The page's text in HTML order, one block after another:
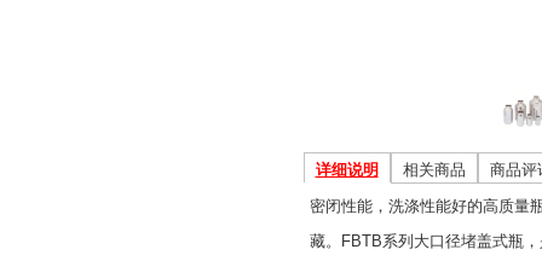
详细说明 相关商品
商品评
密闭性能，洗涤性能好的高质量
藏。FBTB系列大口径堵盖式瓶